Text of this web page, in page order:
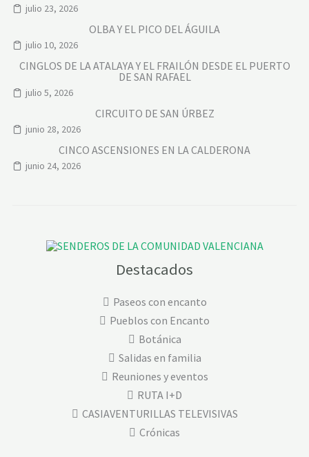
julio 23, 2026
OLBA Y EL PICO DEL ÁGUILA
julio 10, 2026
CINGLOS DE LA ATALAYA Y EL FRAILÓN DESDE EL PUERTO
DE SAN RAFAEL
julio 5, 2026
CIRCUITO DE SAN ÚRBEZ
junio 28, 2026
CINCO ASCENSIONES EN LA CALDERONA
junio 24, 2026
Destacados
Paseos con encanto
Pueblos con Encanto
Botánica
Salidas en familia
Reuniones y eventos
RUTA I+D
CASIAVENTURILLAS TELEVISIVAS
Crónicas